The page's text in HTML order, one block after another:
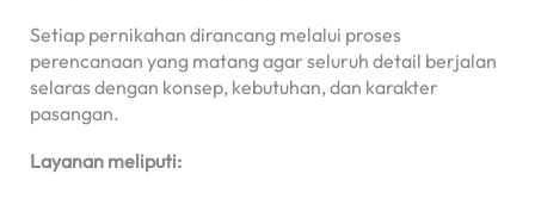
Setiap pernikahan dirancang melalui proses
perencanaan yang matang agar seluruh detail berjalan
selaras dengan konsep, kebutuhan, dan karakter
pasangan.
Layanan meliputi: